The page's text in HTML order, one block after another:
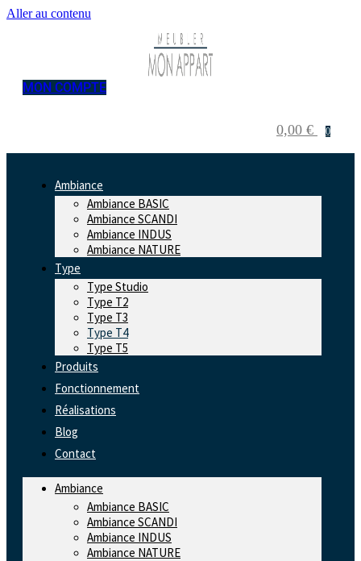
Aller au contenu
MON COMPTE
0,00 € 0
Ambiance
Ambiance BASIC
Ambiance SCANDI
Ambiance INDUS
Ambiance NATURE
Type
Type Studio
Type T2
Type T3
Type T4
Type T5
Produits
Fonctionnement
Réalisations
Blog
Contact
Ambiance
Ambiance BASIC
Ambiance SCANDI
Ambiance INDUS
Ambiance NATURE